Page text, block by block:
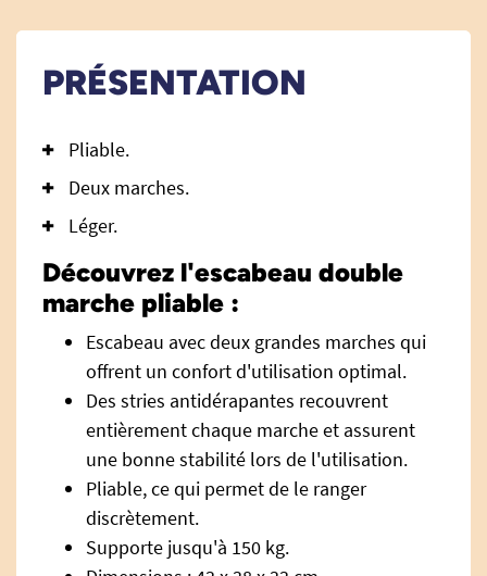
PRÉSENTATION
Pliable.
Deux marches.
Léger.
Découvrez l'escabeau double
marche pliable :
Escabeau avec deux grandes marches qui
offrent un confort d'utilisation optimal.
Des stries antidérapantes recouvrent
entièrement chaque marche et assurent
une bonne stabilité lors de l'utilisation.
Pliable, ce qui permet de le ranger
discrètement.
Supporte jusqu'à 150 kg.